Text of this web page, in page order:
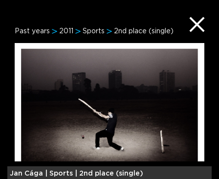
Past years 2011 Sports 2nd place (single)
Jan Cága | Sports | 2nd place (single)